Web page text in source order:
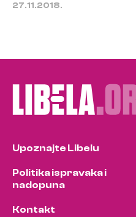
27.11.2018.
Upoznajte Libelu
Politika ispravaka i
nadopuna
Kontakt